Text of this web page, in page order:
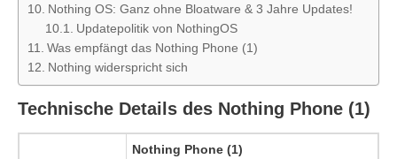
Nothing OS: Ganz ohne Bloatware & 3 Jahre Updates!
Updatepolitik von NothingOS
Was empfängt das Nothing Phone (1)
Nothing widerspricht sich
Technische Details des Nothing Phone (1)
Nothing Phone (1)